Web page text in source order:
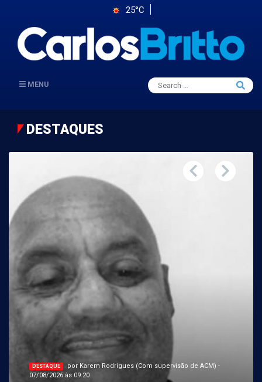
25°C
MENU
Search
for:
Search
DESTAQUES
DESTAQUE
por Karem Rodrigues (Com supervisão de ACM) -
07/08/2026 às 09:20